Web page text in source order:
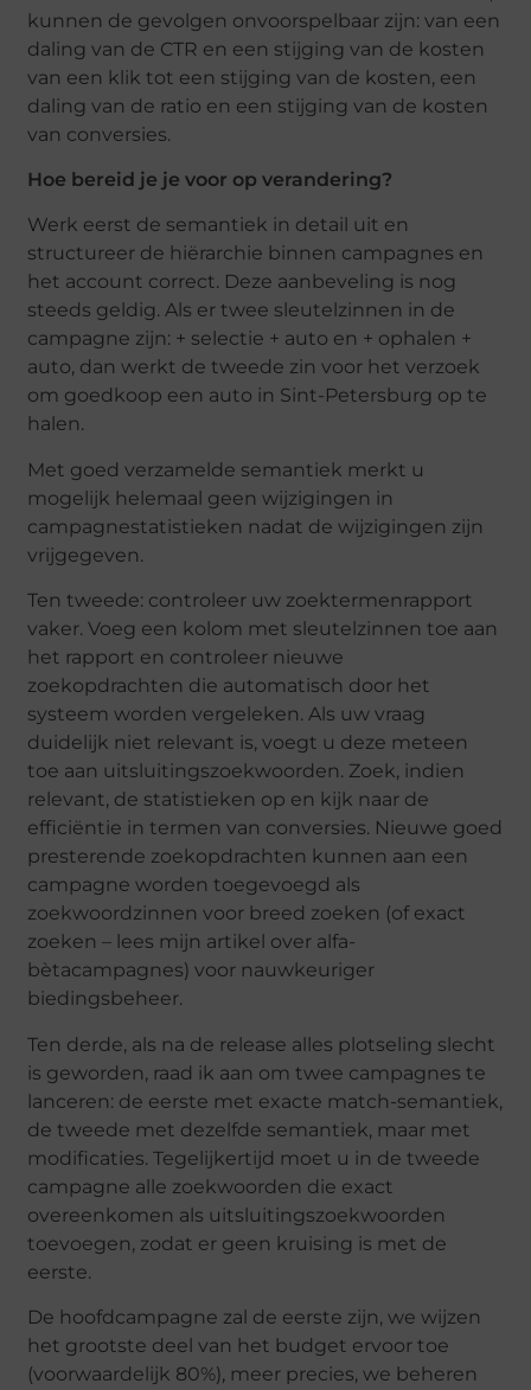
kunnen de gevolgen onvoorspelbaar zijn: van een
daling van de CTR en een stijging van de kosten
van een klik tot een stijging van de kosten, een
daling van de ratio en een stijging van de kosten
van conversies.
Hoe bereid je je voor op verandering?
Werk eerst de semantiek in detail uit en
structureer de hiërarchie binnen campagnes en
het account correct. Deze aanbeveling is nog
steeds geldig. Als er twee sleutelzinnen in de
campagne zijn: + selectie + auto en + ophalen +
auto, dan werkt de tweede zin voor het verzoek
om goedkoop een auto in Sint-Petersburg op te
halen.
Met goed verzamelde semantiek merkt u
mogelijk helemaal geen wijzigingen in
campagnestatistieken nadat de wijzigingen zijn
vrijgegeven.
Ten tweede: controleer uw zoektermenrapport
vaker. Voeg een kolom met sleutelzinnen toe aan
het rapport en controleer nieuwe
zoekopdrachten die automatisch door het
systeem worden vergeleken. Als uw vraag
duidelijk niet relevant is, voegt u deze meteen
toe aan uitsluitingszoekwoorden. Zoek, indien
relevant, de statistieken op en kijk naar de
efficiëntie in termen van conversies. Nieuwe goed
presterende zoekopdrachten kunnen aan een
campagne worden toegevoegd als
zoekwoordzinnen voor breed zoeken (of exact
zoeken – lees mijn artikel over alfa-
bètacampagnes) voor nauwkeuriger
biedingsbeheer.
Ten derde, als na de release alles plotseling slecht
is geworden, raad ik aan om twee campagnes te
lanceren: de eerste met exacte match-semantiek,
de tweede met dezelfde semantiek, maar met
modificaties. Tegelijkertijd moet u in de tweede
campagne alle zoekwoorden die exact
overeenkomen als uitsluitingszoekwoorden
toevoegen, zodat er geen kruising is met de
eerste.
De hoofdcampagne zal de eerste zijn, we wijzen
het grootste deel van het budget ervoor toe
(voorwaardelijk 80%), meer precies, we beheren